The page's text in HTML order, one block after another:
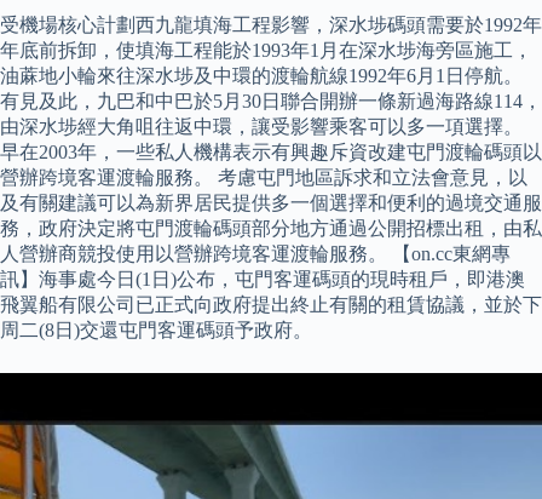
受機場核心計劃西九龍填海工程影響，深水埗碼頭需要於1992年
年底前拆卸，使填海工程能於1993年1月在深水埗海旁區施工，
油蔴地小輪來往深水埗及中環的渡輪航線1992年6月1日停航。
有見及此，九巴和中巴於5月30日聯合開辦一條新過海路線114，
由深水埗經大角咀往返中環，讓受影響乘客可以多一項選擇。
早在2003年，一些私人機構表示有興趣斥資改建屯門渡輪碼頭以
營辦跨境客運渡輪服務。 考慮屯門地區訴求和立法會意見，以
及有關建議可以為新界居民提供多一個選擇和便利的過境交通服
務，政府決定將屯門渡輪碼頭部分地方通過公開招標出租，由私
人營辦商競投使用以營辦跨境客運渡輪服務。 【on.cc東網專
訊】海事處今日(1日)公布，屯門客運碼頭的現時租戶，即港澳
飛翼船有限公司已正式向政府提出終止有關的租賃協議，並於下
周二(8日)交還屯門客運碼頭予政府。